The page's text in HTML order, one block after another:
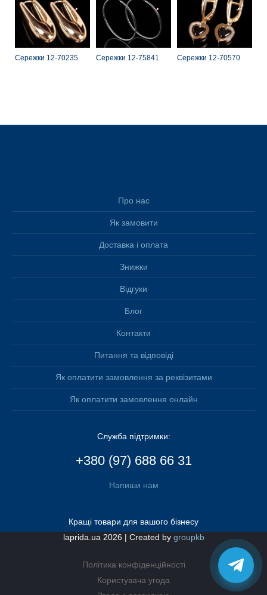
Сережки 12-70235 Сережки 12-75841 Сережки 12-70570
Про нас
Як замовити
Доставка і оплата
Знижки
Відгуки
Блог
Контакти
Питання та відповіді
Як оплатити замовлення за реквізитами
Як оплатити замовлення онлайн
Служба підтримки:
+380 (97) 688 66 31
Напиши нам
Кращі товари для вашого бізнесу
laprida.ua 2026 | Created by groupkb
Політика конфіденційності
Користувача угода